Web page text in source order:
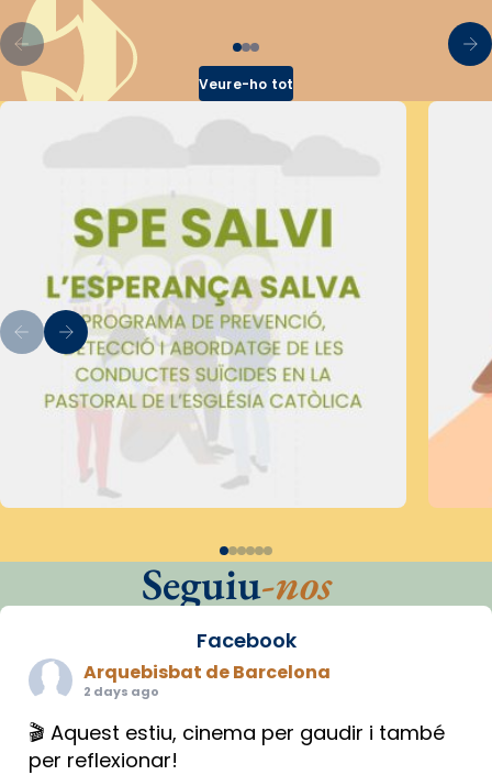
Veure-ho tot
Seguiu-nos
Facebook
Arquebisbat de Barcelona
2 days ago
🎬 Aquest estiu, cinema per gaudir i també
per reflexionar!